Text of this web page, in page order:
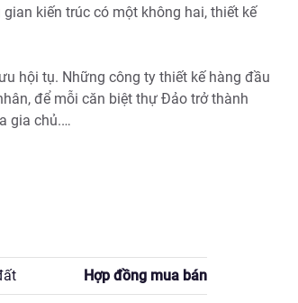
kiến trúc có một không hai, thiết kế
hội tụ. Những công ty thiết kế hàng đầu
để mỗi căn biệt thự Đảo trở thành
gia chủ.
Hợp đồng mua bán